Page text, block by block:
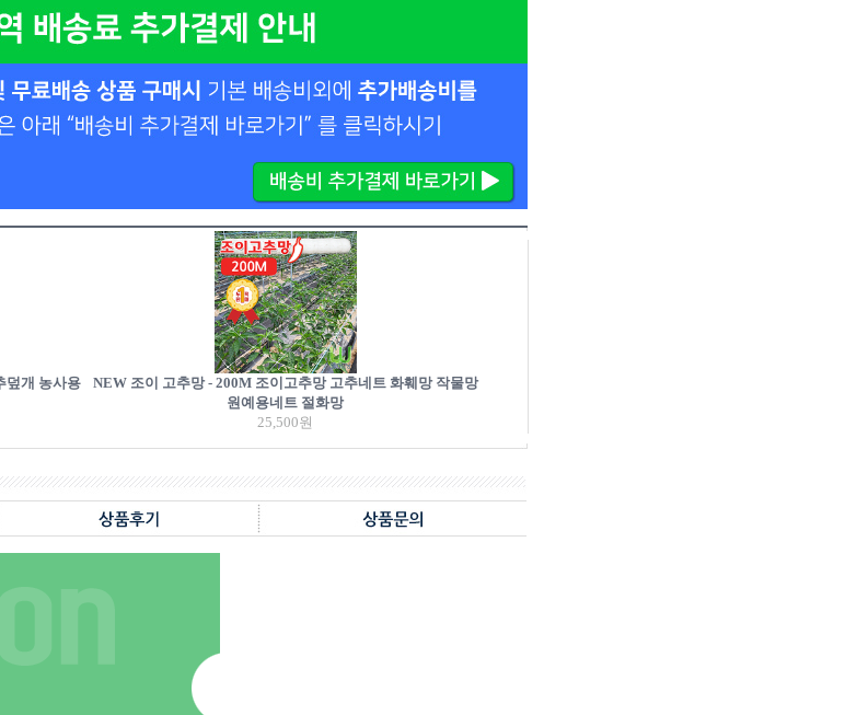
덮개 농사용
NEW 조이 고추망 - 200M 조이고추망 고추네트 화훼망 작물망
원예용네트 절화망
25,500원